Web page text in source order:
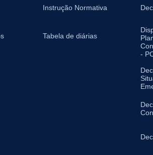
Instrução Normativa
Tabela de diárias
-